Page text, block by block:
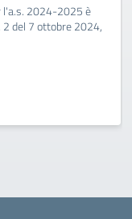
l'a.s. 2024-2025 è
2 del 7 ottobre 2024,